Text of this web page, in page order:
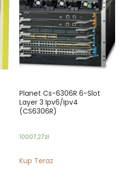
Planet Cs-6306R 6-Slot
Layer 3 Ipv6/Ipv4
(CS6306R)
10007,27zł
Kup Teraz